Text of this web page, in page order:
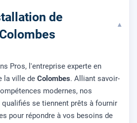
de
▾
Pros, l'entreprise experte en
la ville de Colombes. Alliant savoir-
modernes, nos
se tiennent prêts à fournir
pour répondre à vos besoins de